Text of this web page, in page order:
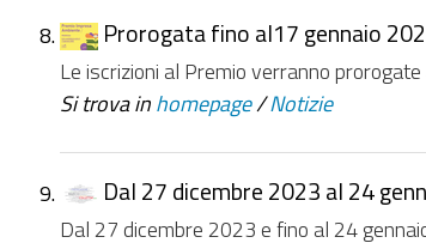
Prorogata fino al17 gennaio
Le iscrizioni al Premio verranno
Si trova in homepage /Notizie
Dal 27 dicembre 2023 al 24
Dal 27 dicembre 2023 e fino al 24